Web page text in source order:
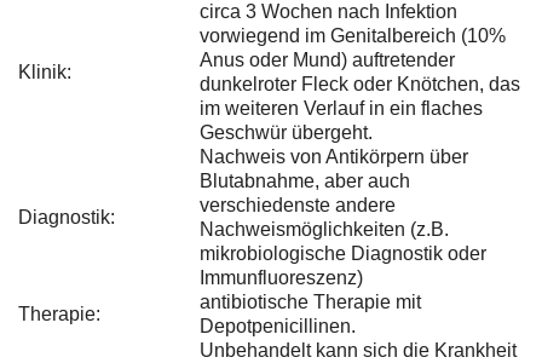
Klinik:
circa 3 Wochen nach Infektion
vorwiegend im Genitalbereich (10%
Anus oder Mund) auftretender
dunkelroter Fleck oder Knötchen, das
im weiteren Verlauf in ein flaches
Geschwür übergeht.
Diagnostik:
Nachweis von Antikörpern über
Blutabnahme, aber auch
verschiedenste andere
Nachweismöglichkeiten (z.B.
mikrobiologische Diagnostik oder
Immunfluoreszenz)
Therapie:
antibiotische Therapie mit
Depotpenicillinen.
Unbehandelt kann sich die Krankheit